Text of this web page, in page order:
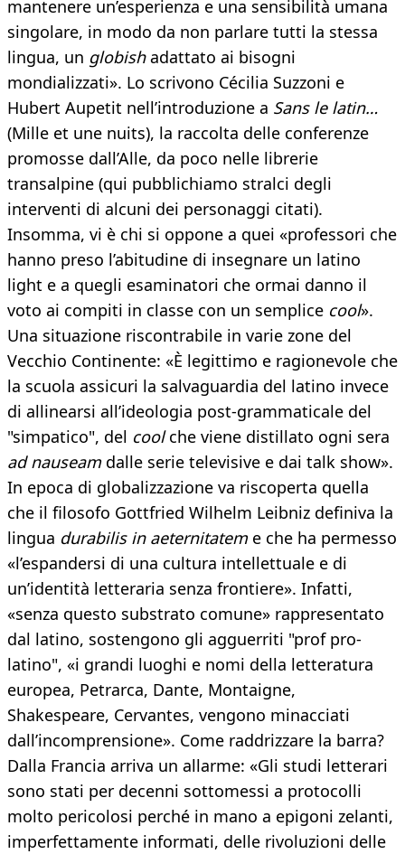
mantenere un’esperienza e una sensibilità umana
singolare, in modo da non parlare tutti la stessa
lingua, un globishadattato ai bisogni
mondializzati». Lo scrivono Cécilia Suzzoni e
Hubert Aupetit nell’introduzione a Sans le latin…
(Mille et une nuits), la raccolta delle conferenze
promosse dall’Alle, da poco nelle librerie
transalpine (qui pubblichiamo stralci degli
interventi di alcuni dei personaggi citati).
Insomma, vi è chi si oppone a quei «professori che
hanno preso l’abitudine di insegnare un latino
light e a quegli esaminatori che ormai danno il
voto ai compiti in classe con un semplice cool».
Una situazione riscontrabile in varie zone del
Vecchio Continente: «È legittimo e ragionevole che
la scuola assicuri la salvaguardia del latino invece
di allinearsi all’ideologia post-grammaticale del
"simpatico", del coolche viene distillato ogni sera
ad nauseamdalle serie televisive e dai talk show».
In epoca di globalizzazione va riscoperta quella
che il filosofo Gottfried Wilhelm Leibniz definiva la
lingua durabilis in aeternitateme che ha permesso
«l’espandersi di una cultura intellettuale e di
un’identità letteraria senza frontiere». Infatti,
«senza questo substrato comune» rappresentato
dal latino, sostengono gli agguerriti "prof pro-
latino", «i grandi luoghi e nomi della letteratura
europea, Petrarca, Dante, Montaigne,
Shakespeare, Cervantes, vengono minacciati
dall’incomprensione». Come raddrizzare la barra?
Dalla Francia arriva un allarme: «Gli studi letterari
sono stati per decenni sottomessi a protocolli
molto pericolosi perché in mano a epigoni zelanti,
imperfettamente informati, delle rivoluzioni delle